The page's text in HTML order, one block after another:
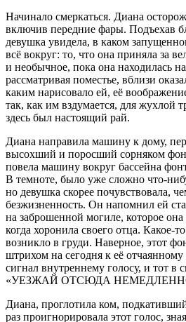
Начинало смеркаться. Диана
включив передние фары. Подъехав
девушка увидела, в каком
всё вокруг: то, что она приняла за
и необычное, пока она находилась
рассматривая поместье, вблизи
каким нарисовало ей, её
так, как им вздумается, для жухлой
здесь был настоящий рай.
Диана направила машину к дому,
высохший и поросший сорняком
повела машину вокруг бассейна
В темноте, было уже сложно что-
но девушка скорее почувствовала,
безжизненность. Он напомнил ей
на заброшенной могиле, которое
когда хоронила своего отца. Какое-
возникло в груди. Наверное, этот
штрихом на сегодня к её
сигнал внутреннему голосу, и тот в
«УЕЗЖАЙ ОТСЮДА
Диана, проглотила ком,
раз проигнорировала этот голос,